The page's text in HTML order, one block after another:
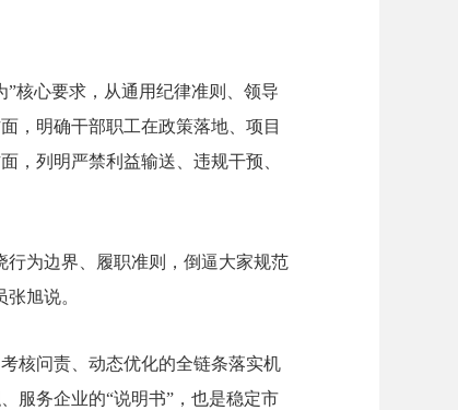
核心要求，从通用纪律准则、领导
，明确干部职工在政策落地、项目
，列明严禁利益输送、违规干预、
为边界、履职准则，倒逼大家规范
旭说。
核问责、动态优化的全链条落实机
服务企业的“说明书”，也是稳定市